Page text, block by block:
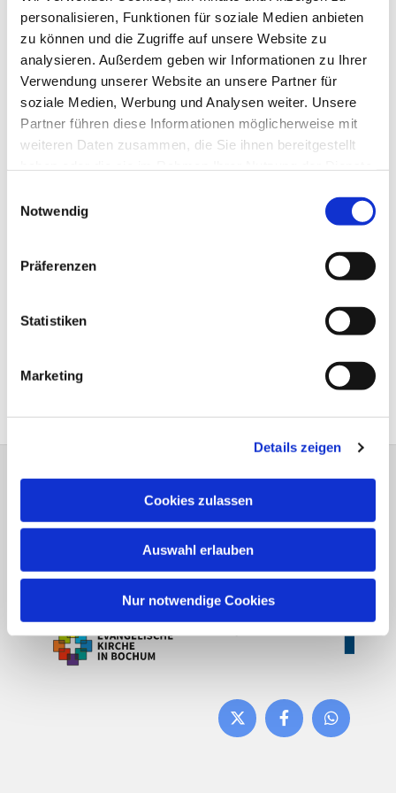
personalisieren, Funktionen für soziale Medien anbieten
zu können und die Zugriffe auf unsere Website zu
analysieren. Außerdem geben wir Informationen zu Ihrer
Verwendung unserer Website an unsere Partner für
soziale Medien, Werbung und Analysen weiter. Unsere
Partner führen diese Informationen möglicherweise mit
weiteren Daten zusammen, die Sie ihnen bereitgestellt
Notwendig
Präferenzen
Statistiken
Marketing
Details zeigen
Cookies zulassen
Auswahl erlauben
Nur notwendige Cookies
Auf dem Kirchhof befinden sich zahlreiche alte
Grabsteine. Der älteste stammt aus dem Jahre 1600.
Für Interessierte können über dasGemeindebüro
Führungen über den Friedhof angefragt werden.
Foto: privat
Evangelische Kirchengemeinde Bochum-
Brockhauser Straße 74a 44797 Bochum
0234 79 13 37
Email:bo-kg-stiepel@ekvw.de